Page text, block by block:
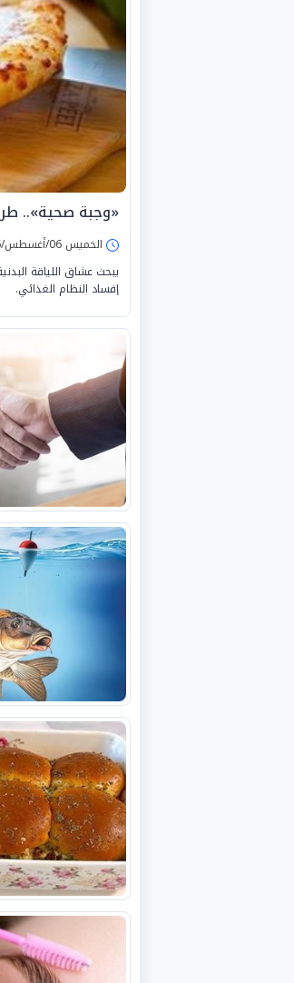
«وجبة صحية»..
الخميس 06/أغسطس/2026 - 06:33 م
يبحث عشاق اللياقة
إفساد النظام الغذائي.